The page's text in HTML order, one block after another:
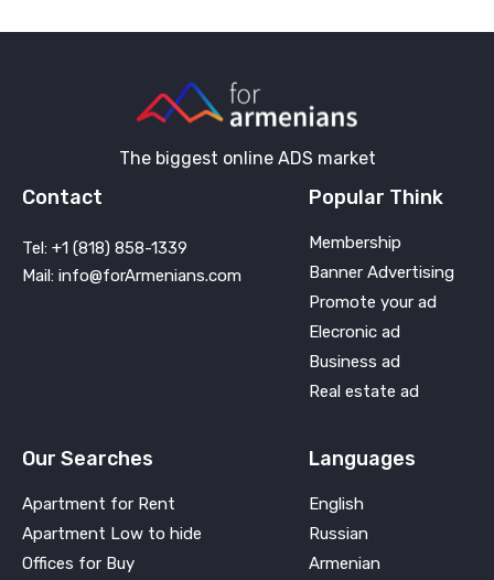
The biggest online ADS market
Contact
Tel: +1 (818) 858-1339
Mail: info@forArmenians.com
Popular Think
Membership
Banner Advertising
Promote your ad
Elecronic ad
Business ad
Real estate ad
Our Searches
Apartment for Rent
Apartment Low to hide
Offices for Buy
Languages
English
Russian
Armenian